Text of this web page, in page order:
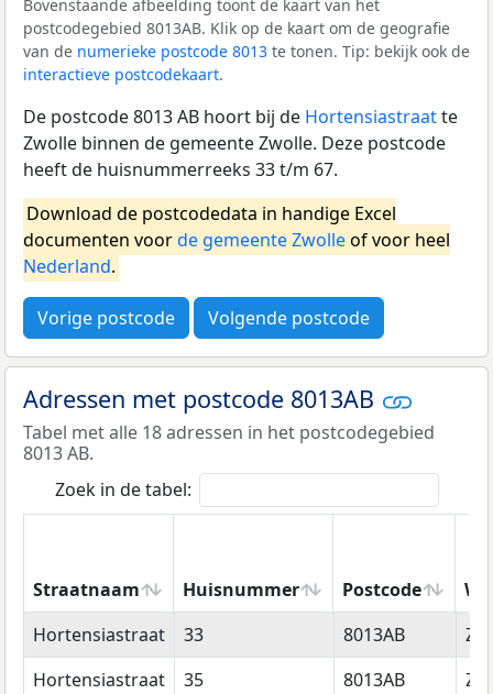
Bovenstaande afbeelding toont de kaart van het
postcodegebied 8013AB. Klik op de kaart om de geografie
van de numerieke postcode 8013 te tonen. Tip: bekijk ook de
interactieve postcodekaart.
De postcode 8013 AB hoort bij de Hortensiastraatte
Zwolle binnen de gemeente Zwolle. Deze postcode
heeft de huisnummerreeks 33 t/m 67.
Download de postcodedata in handige Excel
documenten voorde gemeente Zwolleof voor heel
Nederland.
Vorige postcode Volgende postcode
Adressen met postcode 8013AB
Tabel met alle 18 adressen in het postcodegebied
8013 AB.
Zoek in de tabel:
Straatnaam Huisnummer Postcode
Straatnaam
Huisnummer Postcode
Hortensiastraat 33 8013AB
Hortensiastraat
35 8013AB